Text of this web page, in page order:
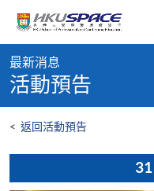
content
content
start
最新消息
活動預告
< 返回活動預告
31